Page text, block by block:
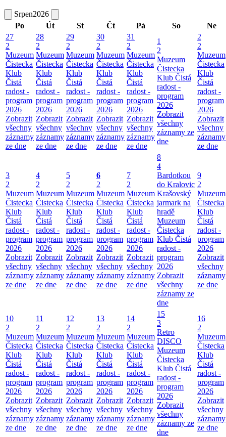
Srpen2026
Po
Út St Čt Pá So
Ne
27
2
Muzeum
Čistecka
Klub
Čistá
radost -
program
2026
Zobrazit
všechny
záznamy
ze dne
28
2
Muzeum
Čistecka
Klub
Čistá
radost -
program
2026
Zobrazit
všechny
záznamy
ze dne
29
2
Muzeum
Čistecka
Klub
Čistá
radost -
program
2026
Zobrazit
všechny
záznamy
ze dne
30
2
Muzeum
Čistecka
Klub
Čistá
radost -
program
2026
Zobrazit
všechny
záznamy
ze dne
31
2
Muzeum
Čistecka
Klub
Čistá
radost -
program
2026
Zobrazit
všechny
záznamy
ze dne
1
2
Muzeum
Čistecka
Klub Čistá
radost -
program
2026
Zobrazit
všechny
záznamy ze
dne
2
2
Muzeum
Čistecka
Klub
Čistá
radost -
program
2026
Zobrazit
všechny
záznamy
ze dne
3
2
Muzeum
Čistecka
Klub
Čistá
radost -
program
2026
Zobrazit
všechny
záznamy
ze dne
4
2
Muzeum
Čistecka
Klub
Čistá
radost -
program
2026
Zobrazit
všechny
záznamy
ze dne
5
2
Muzeum
Čistecka
Klub
Čistá
radost -
program
2026
Zobrazit
všechny
záznamy
ze dne
6
2
Muzeum
Čistecka
Klub
Čistá
radost -
program
2026
Zobrazit
všechny
záznamy
ze dne
7
2
Muzeum
Čistecka
Klub
Čistá
radost -
program
2026
Zobrazit
všechny
záznamy
ze dne
8
4
Bardotkou
do Kralovic
Krašovský
jarmark na
hradě
Muzeum
Čistecka
Klub Čistá
radost -
program
2026
Zobrazit
všechny
záznamy ze
dne
9
2
Muzeum
Čistecka
Klub
Čistá
radost -
program
2026
Zobrazit
všechny
záznamy
ze dne
10
2
Muzeum
Čistecka
Klub
Čistá
radost -
program
2026
Zobrazit
všechny
záznamy
ze dne
11
2
Muzeum
Čistecka
Klub
Čistá
radost -
program
2026
Zobrazit
všechny
záznamy
ze dne
12
2
Muzeum
Čistecka
Klub
Čistá
radost -
program
2026
Zobrazit
všechny
záznamy
ze dne
13
2
Muzeum
Čistecka
Klub
Čistá
radost -
program
2026
Zobrazit
všechny
záznamy
ze dne
14
2
Muzeum
Čistecka
Klub
Čistá
radost -
program
2026
Zobrazit
všechny
záznamy
ze dne
15
3
Retro
DISCO
Muzeum
Čistecka
Klub Čistá
radost -
program
2026
Zobrazit
všechny
záznamy ze
dne
16
2
Muzeum
Čistecka
Klub
Čistá
radost -
program
2026
Zobrazit
všechny
záznamy
ze dne